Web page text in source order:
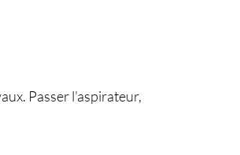
Passer l’aspirateur,